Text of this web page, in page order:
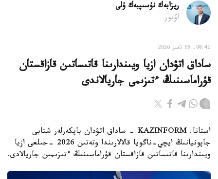
ريزابەك نۇسىپبەك ۇلى
اۆتور
08:41, 09 تامىز 2026
ساداق اتۋدان ازيا ويىندارىنا قاتىساتىن قازاقستان
قۇراماسىنىڭ ءتىزىمى جاريالاندى
استانا. KAZINFORM - ساداق اتۋدان باپكەرلەر شتابى
جاپونيانىڭ ايچي-ناگويا قالالارىندا وتەتىن 2026 -جىلعى ازيا
ويىندارىنا قاتىساتىن قازاقستان قۇراماسىنىڭ ءتىزىمىن جاريالادى.